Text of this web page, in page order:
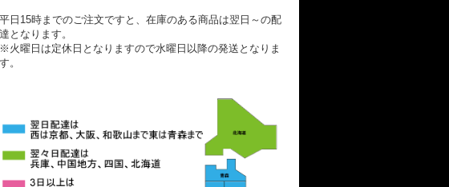
平日15時までのご注文ですと、在庫のある商品は翌日～の配
達となります。
※火曜日は定休日となりますので水曜日以降の発送となりま
す。